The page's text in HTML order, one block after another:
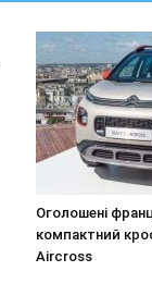
Оголошені
компактний
Aircross